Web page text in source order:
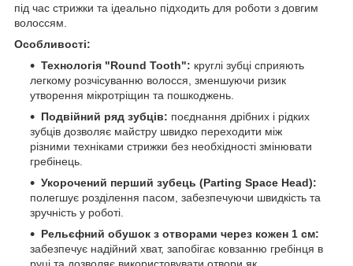
під час стрижки та ідеально підходить для роботи з довгим
волоссям. ​
Особливості:
Технологія "Round Tooth": круглі зубці сприяють
легкому розчісуванню волосся, зменшуючи ризик
утворення мікротріщин та пошкоджень. ​
Подвійний ряд зубців: поєднання дрібних і рідких
зубців дозволяє майстру швидко переходити між
різними техніками стрижки без необхідності змінювати
гребінець. ​
Укорочений перший зубець (Parting Space Head):
полегшує розділення пасом, забезпечуючи швидкість та
зручність у роботі. ​
Рельєфний обушок з отворами через кожен 1 см:
забезпечує надійний хват, запобігає ковзанню гребінця в
руці та дозволяє використовувати отвори як